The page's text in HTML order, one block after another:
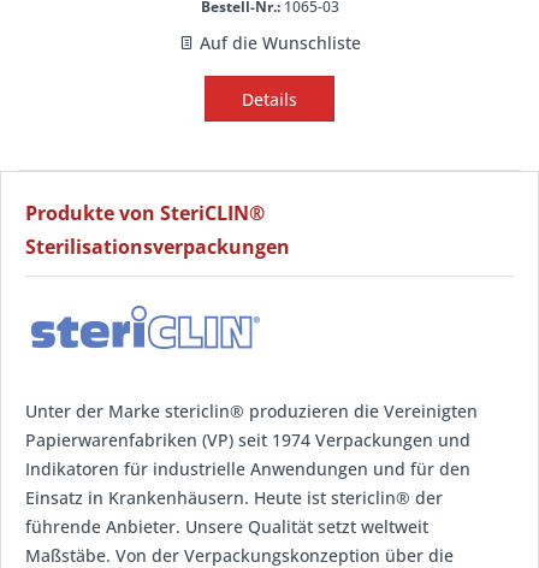
Bestell-Nr.:1065-03
Auf die Wunschliste
Details
Produkte von SteriCLIN®
Sterilisationsverpackungen
Unter der Marke stericlin® produzieren die Vereinigten
Papierwarenfabriken (VP) seit 1974 Verpackungen und
Indikatoren für industrielle Anwendungen und für den
Einsatz in Krankenhäusern. Heute ist stericlin® der
führende Anbieter. Unsere Qualität setzt weltweit
Maßstäbe. Von der Verpackungskonzeption über die